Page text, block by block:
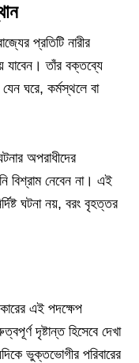
প্রতিটি নারীর
যাবেন। তাঁর বক্তব্যে
ঘরে, কর্মস্থলে বা
অপরাধীদের
বিশ্রাম নেবেন না। এই
ঘটনা নয়, বরং বৃহত্তর
এই পদক্ষেপ
দৃষ্টান্ত হিসেবে দেখা
ভুক্তভোগীর পরিবারের